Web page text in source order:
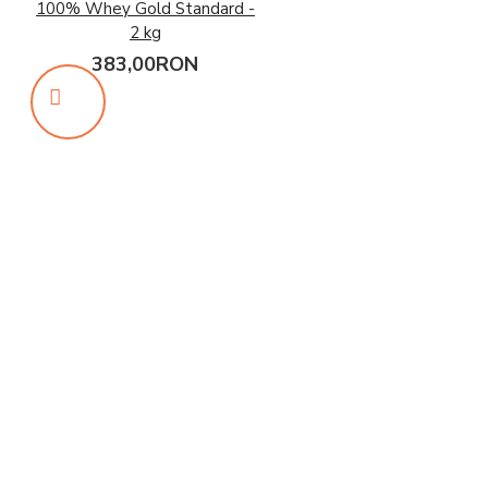
100% Whey Gold Standard -
2 kg
383,00RON